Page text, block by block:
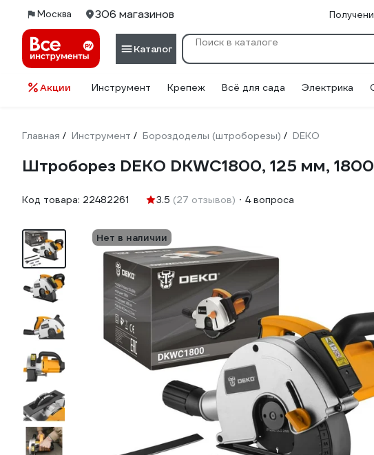
Москва 306 магазинов
Каталог
Акции Инструмент Крепеж Всё для сада Электрика
Главная / Инструмент / Бороздоделы (штроборезы) / DEKO
Штроборез DEKO DKWC1800, 125 мм,
Код товара: 22482261 3.5 (27 отзывов) 4 вопроса
Нет в наличии